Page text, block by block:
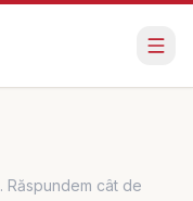
. Răspundem cât de